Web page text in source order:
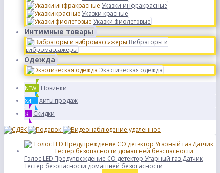
Указки инфракрасные
Указки красные
Указки фиолетовые
Интимные товары
Вибраторы и
вибромассажеры
Одежда
Экзотическая одежда
NEW Новинки
ХИТ Хиты продаж
% Скидки
Голос LED Предупреждение CO детектор Угарный газ Датчик
Тестер безопасности домашней безопасности